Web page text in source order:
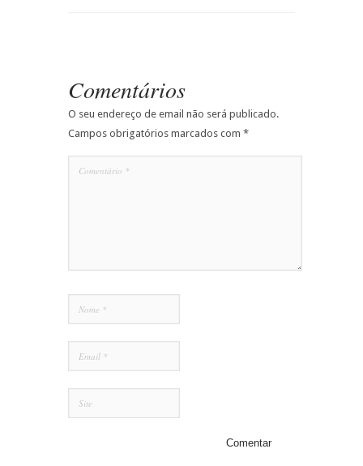
Comentários
O seu endereço de email não será publicado.
Campos obrigatórios marcados com *